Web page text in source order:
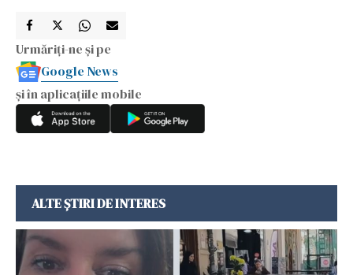
Urmăriți-ne și pe
Google News
și în aplicațiile mobile
ALTE ȘTIRI DE INTERES